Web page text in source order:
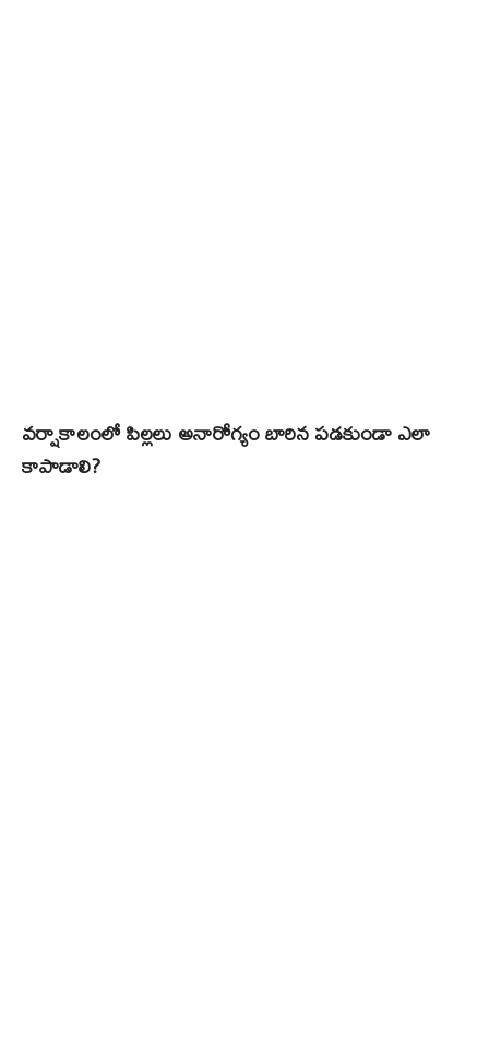
వర్షాకాలంలో పిల్లలు అనారోగ్యం బారిన పడకుండా ఎలా
కాపాడాలి?